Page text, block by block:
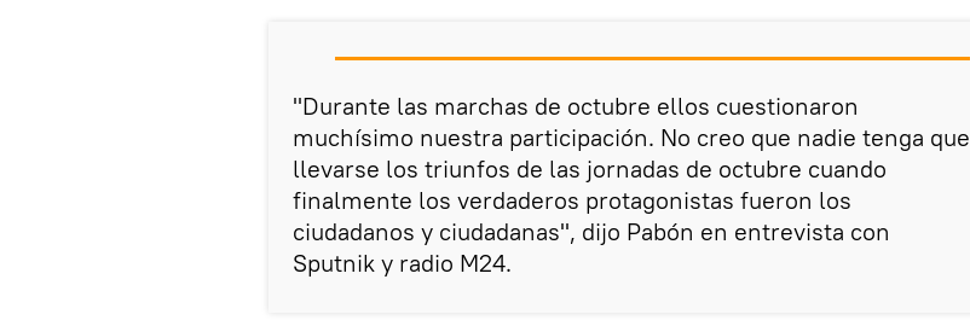
"Durante las marchas de octubre ellos cuestionaron
muchísimo nuestra participación. No creo que nadie tenga que
llevarse los triunfos de las jornadas de octubre cuando
finalmente los verdaderos protagonistas fueron los
ciudadanos y ciudadanas", dijo Pabón en entrevista con
Sputnik y radio M24.